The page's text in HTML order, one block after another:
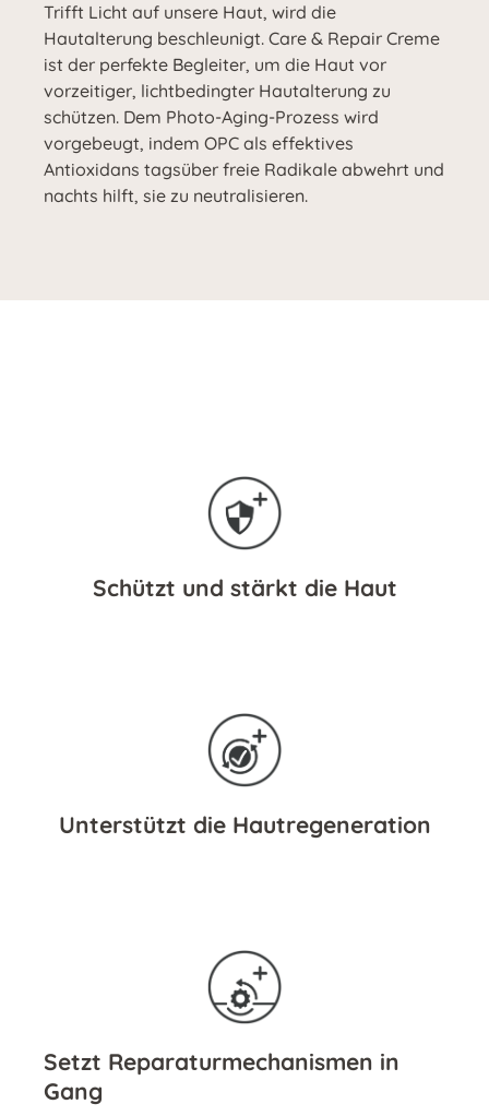
Trifft Licht auf unsere Haut, wird die
Hautalterung beschleunigt. Care & Repair Creme
ist der perfekte Begleiter, um die Haut vor
vorzeitiger, lichtbedingter Hautalterung zu
schützen. Dem Photo-Aging-Prozess wird
vorgebeugt, indem OPC als effektives
Antioxidans tagsüber freie Radikale abwehrt und
nachts hilft, sie zu neutralisieren.
Schützt und stärkt die Haut
Unterstützt die Hautregeneration
Setzt Reparaturmechanismen in
Gang